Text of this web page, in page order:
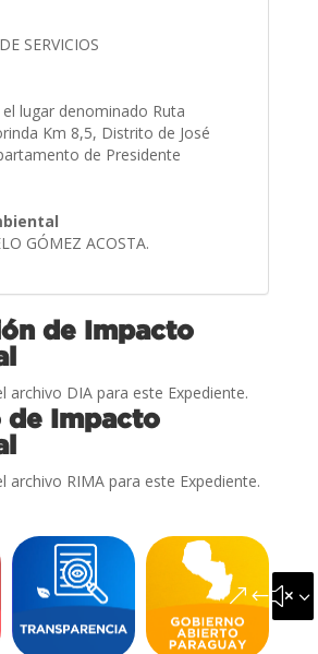
SERVICIOS
lugar denominado Ruta
Km 8,5, Distrito de José
de Presidente
GÓMEZ ACOSTA.
de Impacto
archivo DIA para este Expediente.
de Impacto
archivo RIMA para este Expediente.